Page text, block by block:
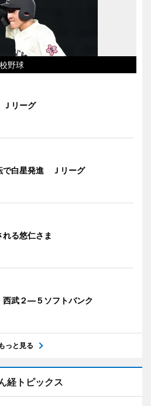
野球
リーグ
で白星発進 Ｊリーグ
れる悠仁さま
西武２―５ソフトバンク
もっと見る
経トピックス